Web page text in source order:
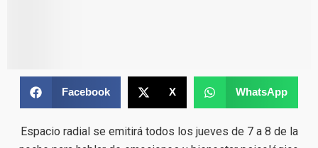
Facebook X WhatsApp
Espacio radial se emitirá todos los jueves de 7 a 8 de la